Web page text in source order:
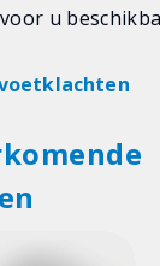
u